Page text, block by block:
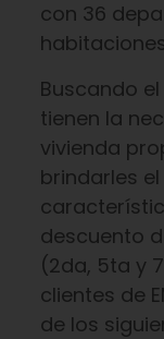
con 36
Buscando
tienen la
vivienda
brindarles
descuento
(2da, 5ta y
clientes de
de los